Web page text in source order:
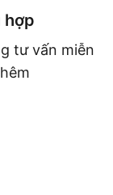
hợp
tư vấn miễn